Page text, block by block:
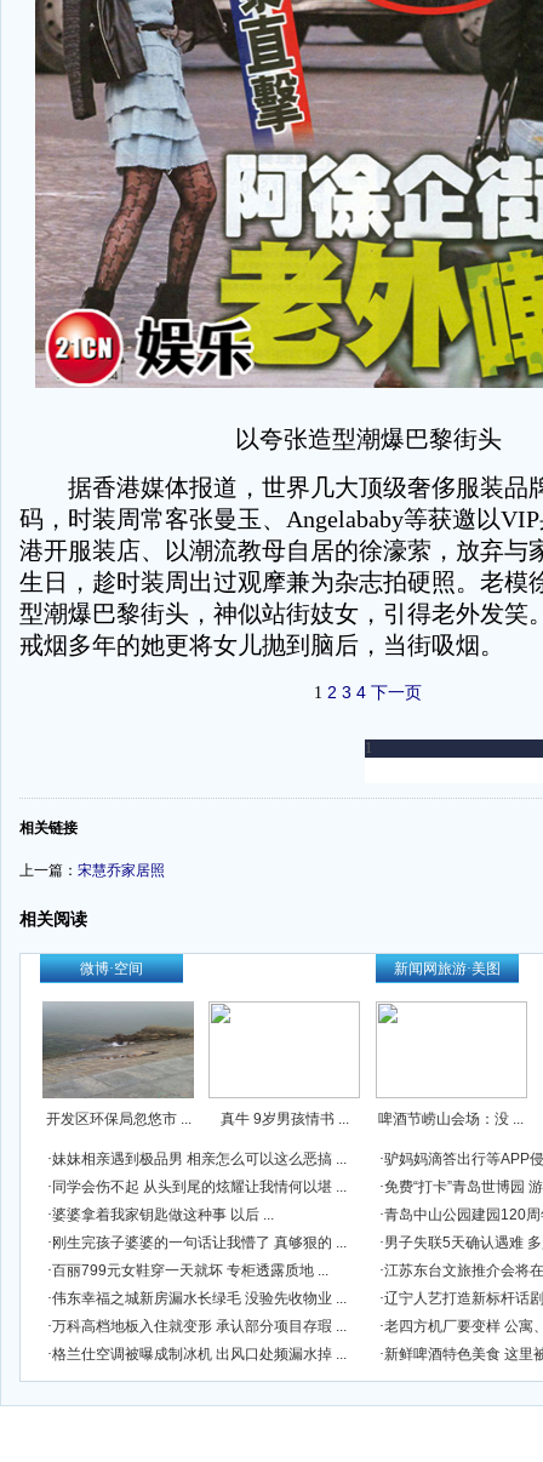
以夸张造型潮爆巴黎街头
据香港媒体报道，世界几大顶级奢侈服装品
码，时装周常客张曼玉、Angelababy等获邀以
港开服装店、以潮流教母自居的徐濠萦，放弃与
生日，趁时装周出过观摩兼为杂志拍硬照。老模
型潮爆巴黎街头，神似站街妓女，引得老外发笑
戒烟多年的她更将女儿抛到脑后，当街吸烟。
1 2 3 4 下一页
-
相关链接
上一篇： 宋慧乔家居照
相关阅读